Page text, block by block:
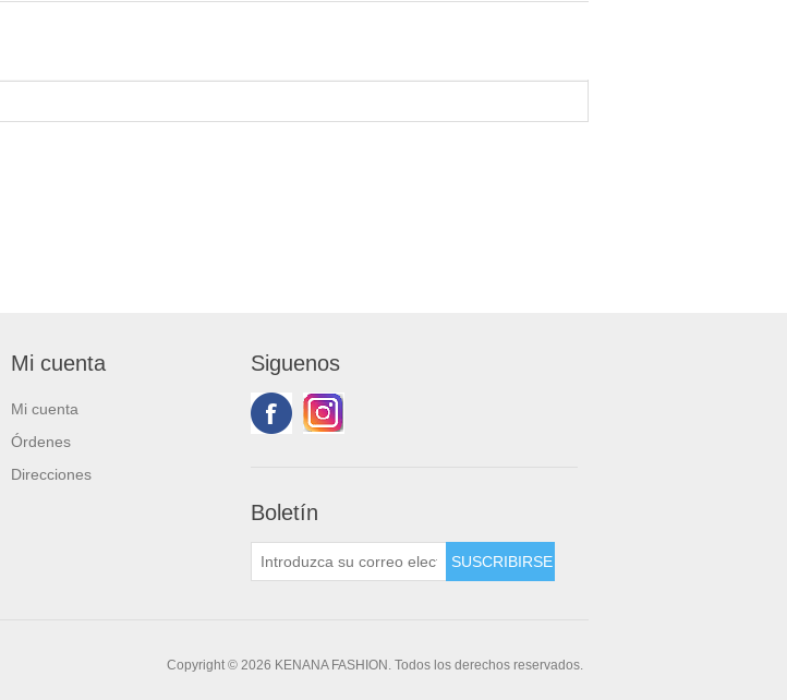
Mi cuenta
Mi cuenta
Órdenes
Direcciones
Siguenos
Boletín
Copyright © 2026 KENANA FASHION. Todos los derechos reservados.